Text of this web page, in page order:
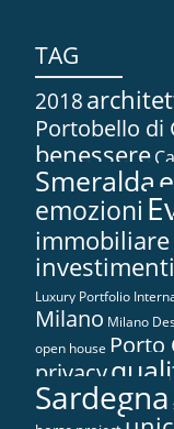
TAG
2018
Portobello di
benessere
Smeralda
emozioni
immobiliare
investimenti
Luxury Portfolio
Milano Milano
open house Porto
privacy
Sardegna